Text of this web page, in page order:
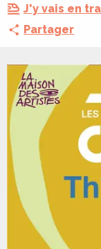
J'y vais en
Partager